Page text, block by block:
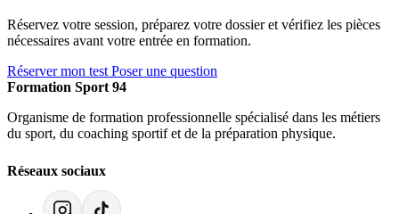
Réservez votre session, préparez votre dossier et vérifiez les pièces
nécessaires avant votre entrée en formation.
Réserver mon test Poser une question
Formation Sport 94
Organisme de formation professionnelle spécialisé dans les métiers
du sport, du coaching sportif et de la préparation physique.
Réseaux sociaux